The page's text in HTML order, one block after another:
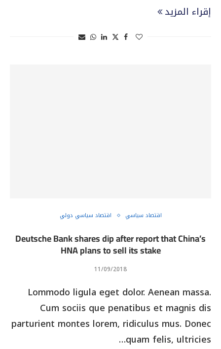
إقراء المزيد
اقتصاد سياسي اقتصاد سياسي دولي
Deutsche Bank shares dip after report that China’s
HNA plans to sell its stake
11/09/2018
Lommodo ligula eget dolor. Aenean massa.
Cum sociis que penatibus et magnis dis
parturient montes lorem, ridiculus mus. Donec
quam felis, ultricies…